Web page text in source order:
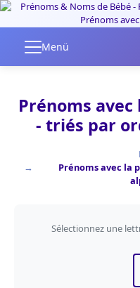
Skip to main content
Menü
Prénoms
- triés par
Prénoms avec la
Filtrer par
Sélectionnez une